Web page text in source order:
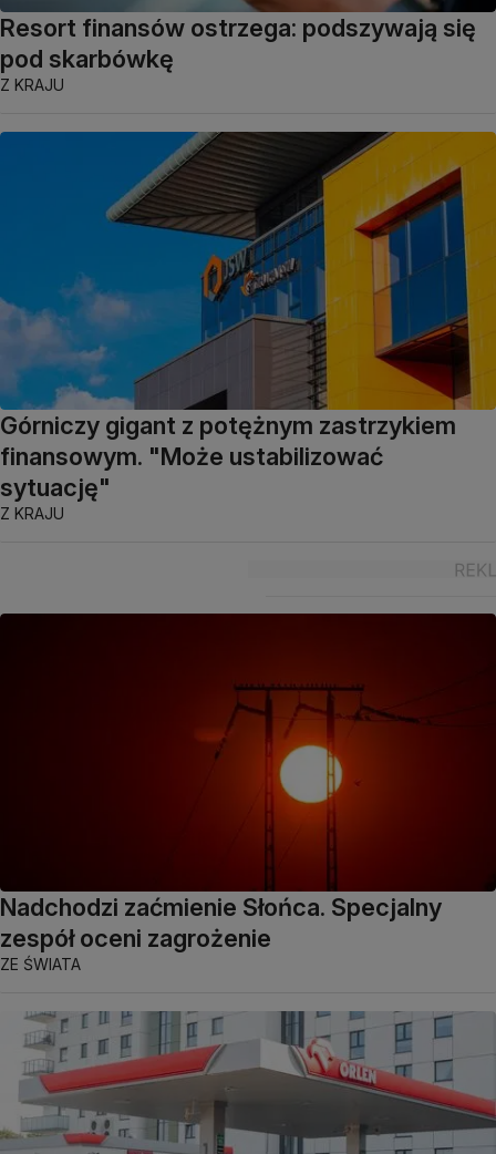
Resort finansów ostrzega: podszywają się
pod skarbówkę
Z KRAJU
Górniczy gigant z potężnym zastrzykiem
finansowym. "Może ustabilizować
sytuację"
Z KRAJU
Nadchodzi zaćmienie Słońca. Specjalny
zespół oceni zagrożenie
ZE ŚWIATA